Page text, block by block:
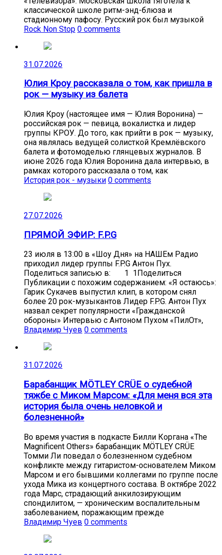
классической школе ритм-энд-блюза и
стадионному пафосу. Русский рок был музыкой
Rock Non Stop 0 comments
31.07.2026
Юлия Кроу рассказала о том, как пришла в
рок — музыку из балета
Юлия Кроу (настоящее имя — Юлия Воронина) —
российская рок — певица, вокалистка и лидер
группы КРОУ. До того, как прийти в рок — музыку,
она являлась ведущей солисткой Кремлёвского
балета и фотомоделью глянцевых журналов. В
июне 2026 года Юлия Воронина дала интервью, в
рамках которого рассказала о том, как
История рок - музыки 0 comments
27.07.2026
ПРЯМОЙ ЭФИР: F.P.G
23 июля в 13:00 в «Шоу Дня» на НАШЕм Радио
приходил лидер группы F.P.G Антон Пух.
Поделиться записью в: 1 1Поделиться
Публикации с похожим содержанием: «Я остаюсь»:
Гарик Сукачев выпустил клип, в котором снял
более 20 рок-музыкантов Лидер F.P.G. Антон Пух
назвал секрет популярности «Гражданской
обороны» Интервью с Антоном Пухом «ПилОт»,
Владимир Чуев 0 comments
31.07.2026
Барабанщик MÖTLEY CRÜE о судебной
тяжбе с Миком Марсом: «Для меня вся эта
история была очень неловкой и
болезненной»
Во время участия в подкасте Билли Коргана «The
Magnificent Others» барабанщик MÖTLEY CRÜE
Томми Ли поведал о болезненном судебном
конфликте между гитаристом-основателем Миком
Марсом и его бывшими коллегами по группе после
ухода Мика из концертного состава. В октябре 2022
года Марс, страдающий анкилозирующим
спондилитом, — хроническим воспалительным
заболеванием, поражающим прежде
Владимир Чуев 0 comments